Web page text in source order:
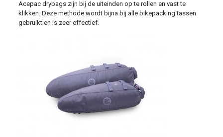
Acepac drybags zijn bij de uiteinden op te rollen en vast te
klikken. Deze methode wordt bijna bij alle bikepacking tassen
gebruikt en is zeer effectief.